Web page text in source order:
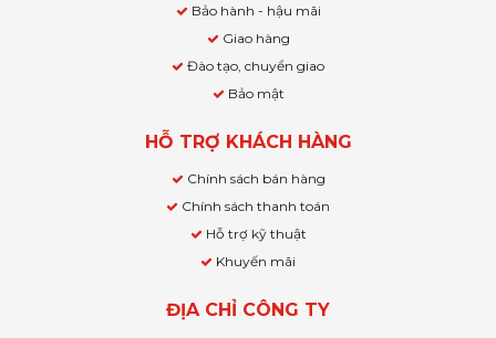
Bảo hành - hậu mãi
Giao hàng
Đào tạo, chuyển giao
Bảo mật
HỖ TRỢ KHÁCH HÀNG
Chính sách bán hàng
Chính sách thanh toán
Hỗ trợ kỹ thuật
Khuyến mãi
ĐỊA CHỈ CÔNG TY